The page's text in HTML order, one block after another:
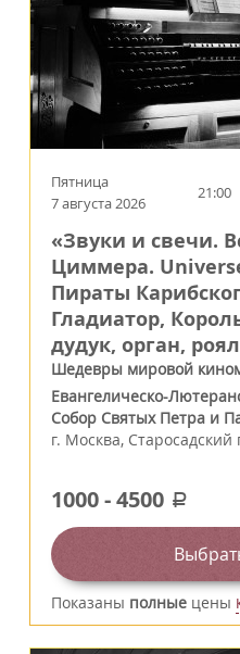
Пятница
7 августа 2026
21:00
«Звуки и свечи.
Циммера.
Пираты
Гладиатор,
дудук, орган,
Шедевры мировой
Евангелическо-
Собор Святых Петра и
г. Москва, Старосадский
1000-4500 a
Показаны полные цены